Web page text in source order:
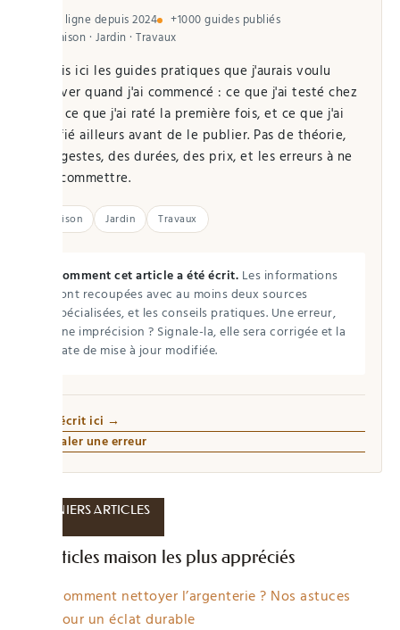
En ligne depuis 2024
+1000 guides publiés
Maison · Jardin · Travaux
J'écris ici les guides pratiques que j'aurais voulu
trouver quand j'ai commencé : ce que j'ai testé chez
moi, ce que j'ai raté la première fois, et ce que j'ai
vérifié ailleurs avant de le publier. Pas de théorie,
des gestes, des durées, des prix, et les erreurs à ne
pas commettre.
Maison Jardin Travaux
Comment cet article a été écrit. Les informations
sont recoupées avec au moins deux sources
spécialisées, et les conseils pratiques. Une erreur,
une imprécision ? Signale-la, elle sera corrigée et la
date de mise à jour modifiée.
Qui écrit ici →
Signaler une erreur
DERNIERS ARTICLES
Les articles maison les plus appréciés
Comment nettoyer l’argenterie ? Nos astuces
pour un éclat durable